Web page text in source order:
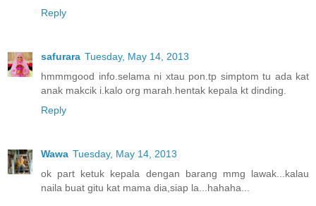
Reply
safurara Tuesday, May 14, 2013
hmmmgood info.selama ni xtau pon.tp simptom tu ada kat
anak makcik i.kalo org marah.hentak kepala kt dinding.
Reply
Wawa Tuesday, May 14, 2013
ok part ketuk kepala dengan barang mmg lawak...kalau
naila buat gitu kat mama dia,siap la...hahaha...